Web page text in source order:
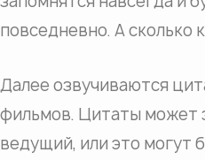
повседневно. А сколько
Далее озвучиваются
фильмов. Цитаты может
ведущий, или это могут